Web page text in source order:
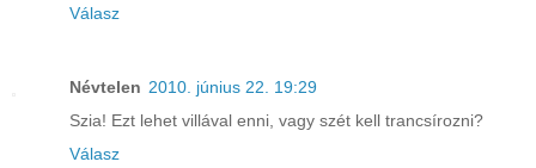
Válasz
Névtelen 2010. június 22. 19:29
Szia! Ezt lehet villával enni, vagy szét kell trancsírozni?
Válasz